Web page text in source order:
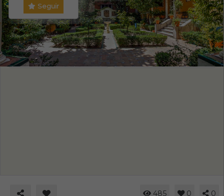
Seguir
PRECIO ENTRADA
0-3
Evento ONLINE
NO
485 0 0